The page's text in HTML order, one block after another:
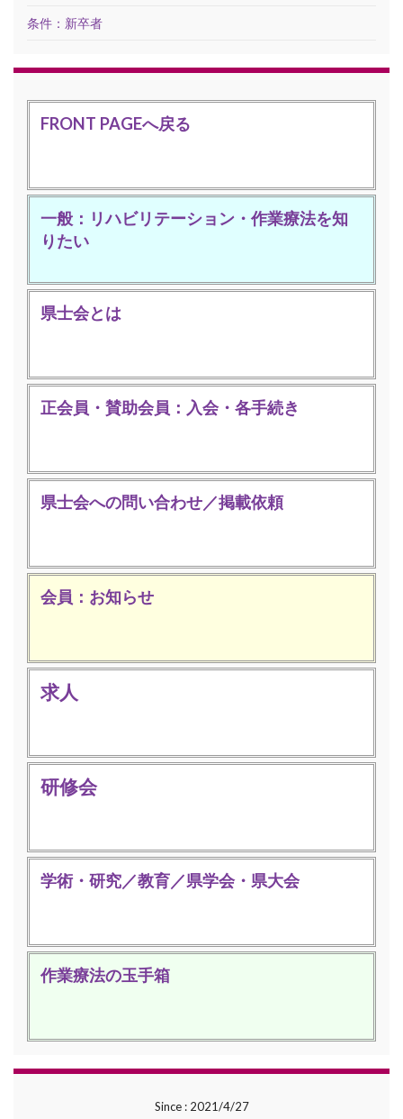
条件：新卒者
FRONT PAGEへ戻る
一般：リハビリテーション・作業療法を知
りたい
県士会とは
正会員・賛助会員：入会・各手続き
県士会への問い合わせ／掲載依頼
会員：お知らせ
求人
研修会
学術・研究／教育／県学会・県大会
作業療法の玉手箱
Since : 2021/4/27